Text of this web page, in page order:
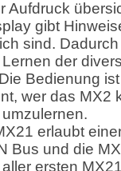
Aufdruck
gibt
sind.
der
Bedienung
wer das MX2
erlaubt
Bus und die
ersten